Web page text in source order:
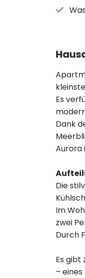
Es
Dank
Aurora
Die
Im
zwei
Durch
Es gibt
–